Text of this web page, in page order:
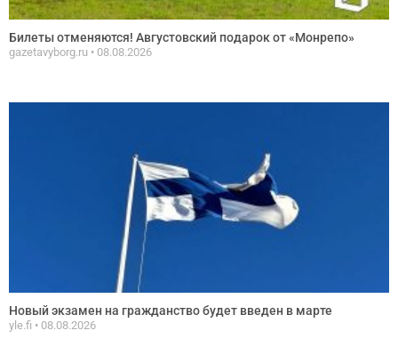
Билеты отменяются! Августовский подарок от «Монрепо»
gazetavyborg.ru 08.08.2026
Новый экзамен на гражданство будет введен в марте
yle.fi 08.08.2026